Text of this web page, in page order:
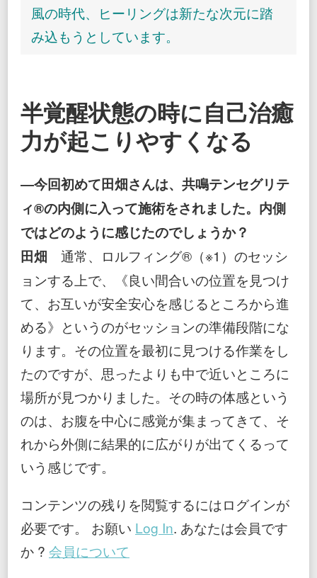
風の時代、ヒーリングは新たな次元に踏
み込もうとしています。
半覚醒状態の時に自己治癒
力が起こりやすくなる
―今回初めて田畑さんは、共鳴テンセグリテ
ィ®の内側に入って施術をされました。内側
ではどのように感じたのでしょうか？
田畑 通常、ロルフィング®（※1）のセッシ
ョンする上で、《良い間合いの位置を見つけ
て、お互いが安全安心を感じるところから進
める》というのがセッションの準備段階にな
ります。その位置を最初に見つける作業をし
たのですが、思ったよりも中で近いところに
場所が見つかりました。その時の体感という
のは、お腹を中心に感覚が集まってきて、そ
れから外側に結果的に広がりが出てくるって
いう感じです。
コンテンツの残りを閲覧するにはログインが
必要です。 お願い Log In. あなたは会員です
か ? 会員について